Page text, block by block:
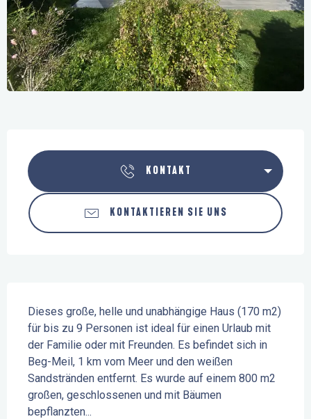
KONTAKT
KONTAKTIEREN SIE UNS
Dieses große, helle und unabhängige Haus (170 m2)
für bis zu 9 Personen ist ideal für einen Urlaub mit
der Familie oder mit Freunden. Es befindet sich in
Beg-Meil, 1 km vom Meer und den weißen
Sandstränden entfernt. Es wurde auf einem 800 m2
großen, geschlossenen und mit Bäumen
bepflanzten...